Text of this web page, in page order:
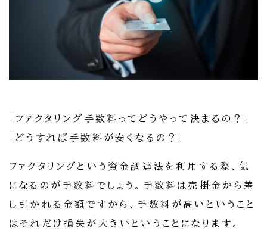
「ファクタリング手数料ってどうやって決まるの？」
「どうすれば手数料が安くなるの？」
ファクタリングという資金調達法を利用する際、気
になるのが手数料でしょう。手数料は売掛金から差
し引かれる金額ですから、手数料が高いということ
はそれだけ損失が大きいということになります。